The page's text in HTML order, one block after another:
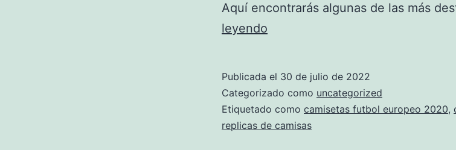
Aquí encontrarás algunas de las más
leyendo
Un
Coleccionista
Publicada el 30 de julio de 2022
Categorizado como uncategorized
Etiquetado como camisetas futbol europeo 2020,
replicas de camisas